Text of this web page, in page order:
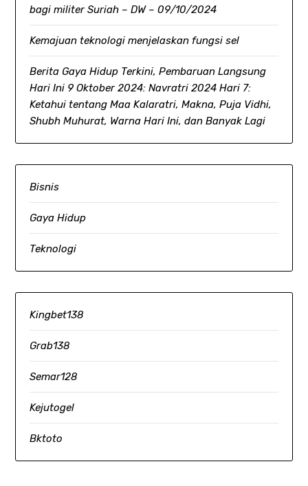
bagi militer Suriah – DW – 09/10/2024
Kemajuan teknologi menjelaskan fungsi sel
Berita Gaya Hidup Terkini, Pembaruan Langsung
Hari Ini 9 Oktober 2024: Navratri 2024 Hari 7:
Ketahui tentang Maa Kalaratri, Makna, Puja Vidhi,
Shubh Muhurat, Warna Hari Ini, dan Banyak Lagi
Bisnis
Gaya Hidup
Teknologi
Kingbet138
Grab138
Semar128
Kejutogel
Bktoto